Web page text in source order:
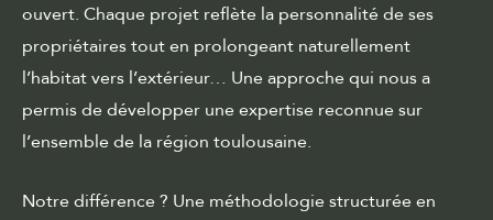
ouvert. Chaque projet reflète la personnalité de ses
propriétaires tout en prolongeant naturellement
l’habitat vers l’extérieur… Une approche qui nous a
permis de développer une expertise reconnue sur
l’ensemble de la région toulousaine.
Notre différence ? Une méthodologie structurée en